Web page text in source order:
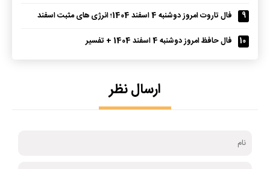
9
فال تاروت امروز دوشنبه 4 اسفند 1404؛ انرژی های مثبت اسفند
10
فال حافظ امروز دوشنبه 4 اسفند 1404 + تفسیر
ارسال نظر